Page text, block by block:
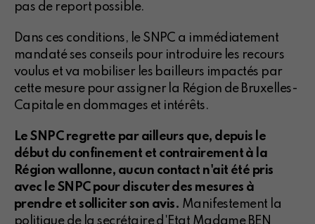
pas de report possible.
Dans ces conditions, le SNPC a immédiatement
mandaté ses conseils pour introduire les recours
voulus et va mobiliser les bailleurs impactés par
cette mesure pour assigner la Région de Bruxelles-
Capitale en dommages et intérêts.
Le SNPC regrette par ailleurs que, depuis le
début du confinement et contrairement à la
Région wallonne, aucun contact n'ait été pris
avec le SNPC pour discuter des mesures à
prendre et solliciter son avis. Manifestement la
politique de la secrétaire d'Etat Madame BEN